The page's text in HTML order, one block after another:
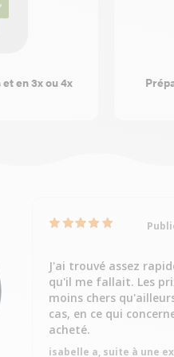
en 3x ou 4x
J'ai trouvé assez
qu'il me fallait. Les
moins chers
cas, en ce qui
acheté.
isabelle a, suite à une